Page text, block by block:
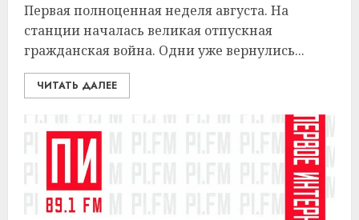
Первая полноценная неделя августа. На
станции началась великая отпускная
гражданская война. Одни уже вернулись...
ЧИТАТЬ ДАЛЕЕ